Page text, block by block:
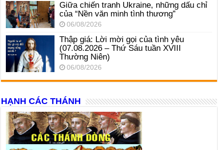
Giữa chiến tranh Ukraine, những dấu chỉ
của “Nền văn minh tình thương”
06/08/2026
Thập giá: Lời mời gọi của tình yêu
(07.08.2026 – Thứ Sáu tuần XVIII
Thường Niên)
06/08/2026
HẠNH CÁC THÁNH